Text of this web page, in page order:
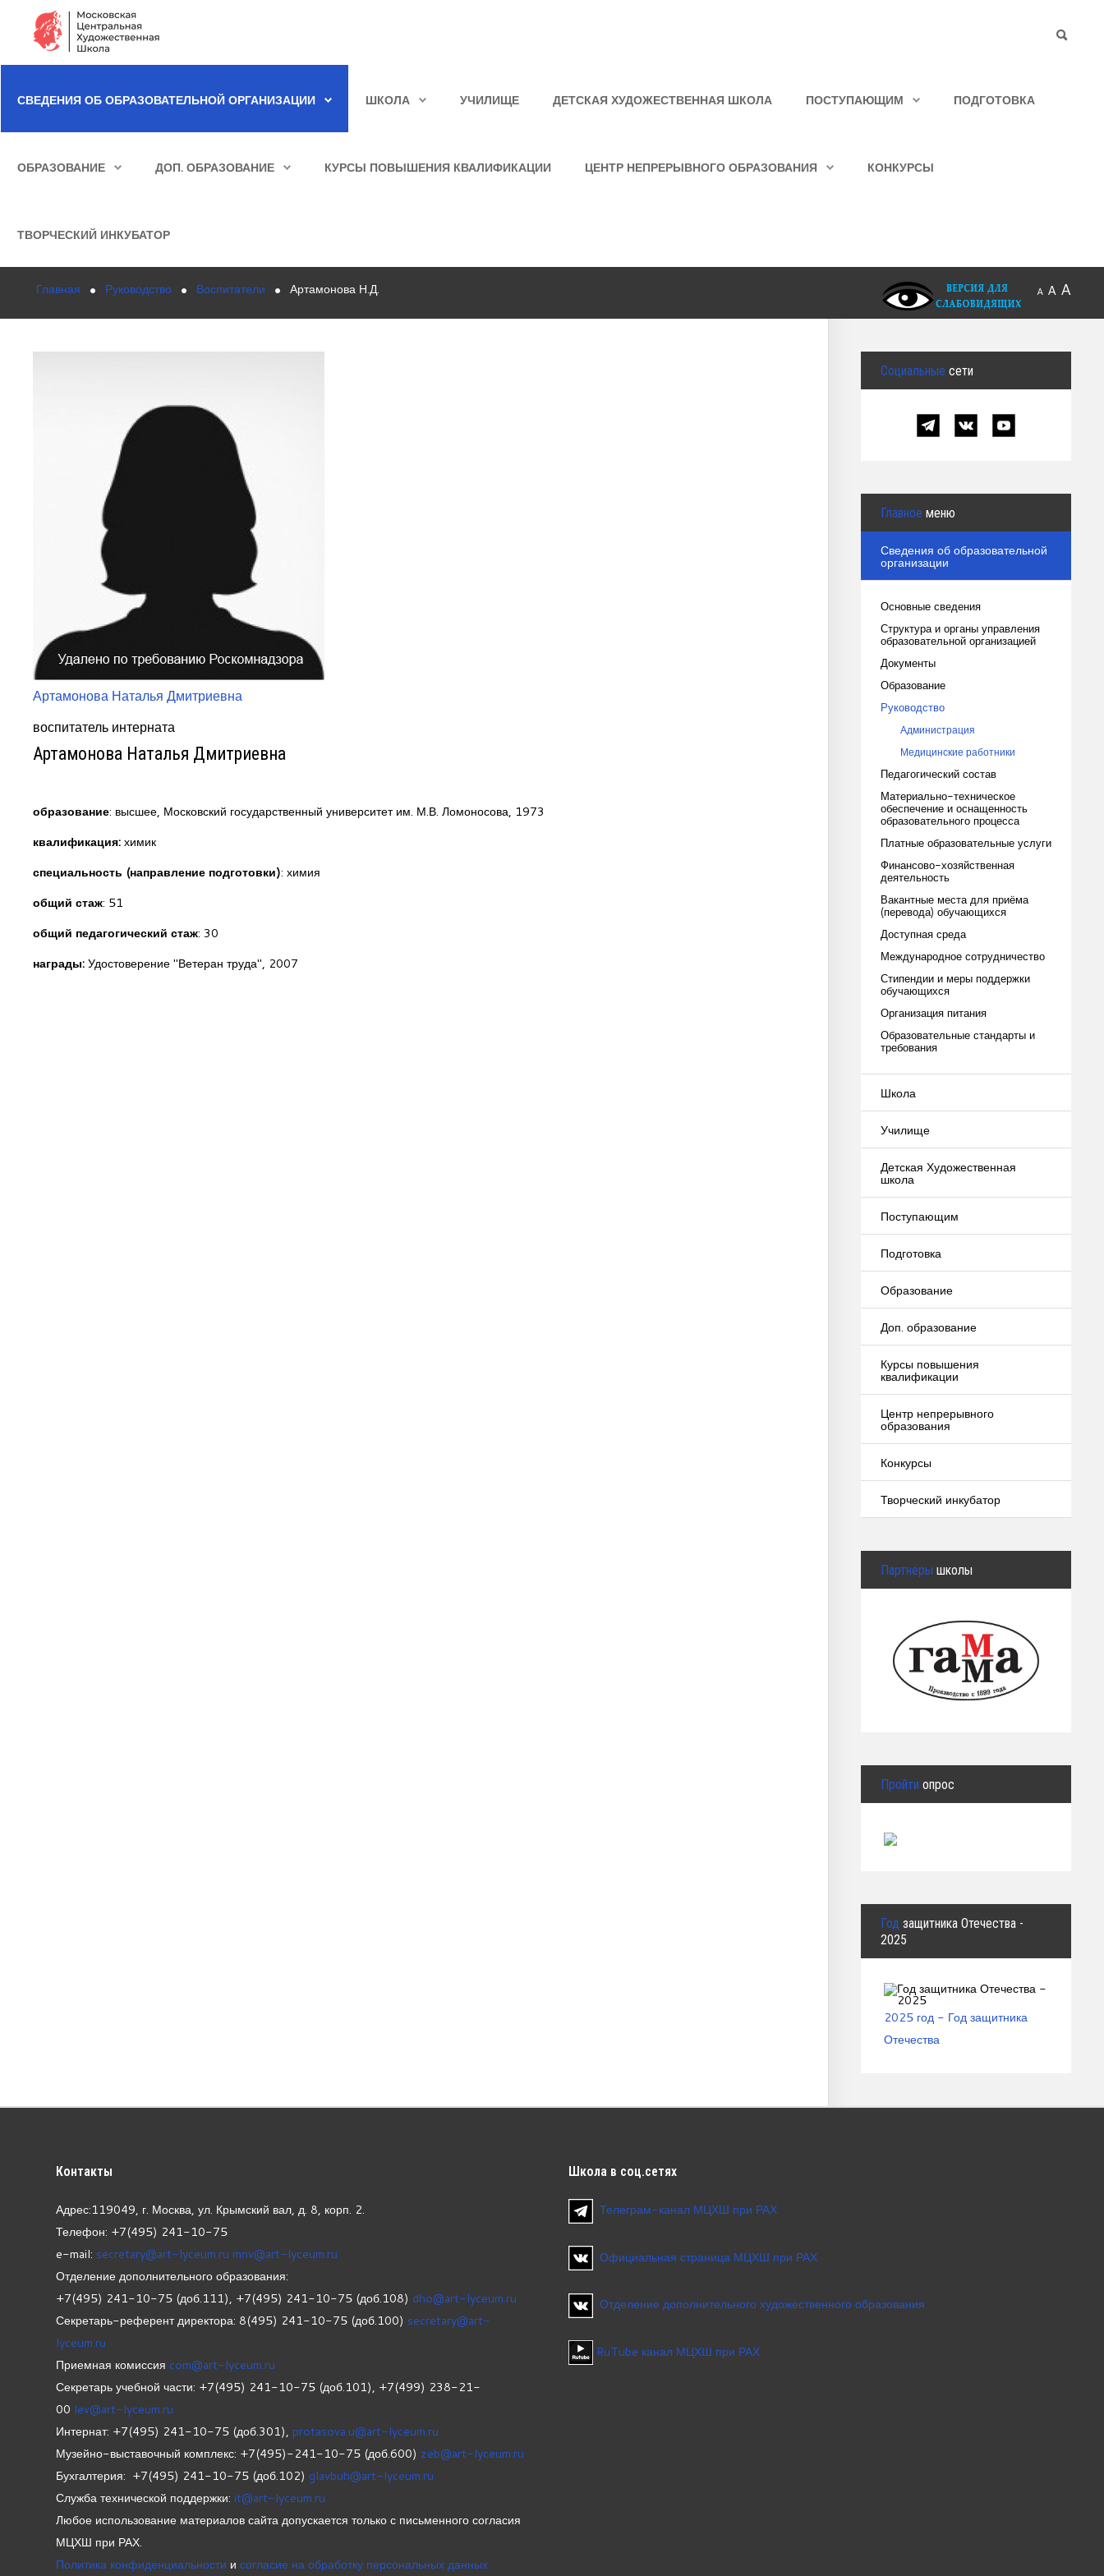
Образование
Центр непрерывного образования
Творческий инкубатор
ИСКАТЬ...
СВЕДЕНИЯ ОБ ОБРАЗОВАТЕЛЬНОЙ ОРГАНИЗАЦИИ ШКОЛА УЧИЛИЩЕ ДЕТСКАЯ ХУДОЖЕСТВЕННАЯ ШКОЛА ПОСТУПАЮЩИМ ПОДГОТОВКА
ОБРАЗОВАНИЕ ДОП. ОБРАЗОВАНИЕ КУРСЫ ПОВЫШЕНИЯ КВАЛИФИКАЦИИ ЦЕНТР НЕПРЕРЫВНОГО ОБРАЗОВАНИЯ КОНКУРСЫ
ТВОРЧЕСКИЙ ИНКУБАТОР
Главная Руководство Воспитатели Артамонова Н.Д. A A A
Артамонова Наталья Дмитриевна
воспитатель интерната
Артамонова Наталья Дмитриевна
образование: высшее, Московский государственный университет им. М.В. Ломоносова, 1973
квалификация:химик
специальность (направление подготовки): химия
общий стаж: 51
общий педагогический стаж: 30
награды:Удостоверение "Ветеран труда", 2007
Социальные сети
Главное меню
Сведения об образовательной
организации
Основные сведения
Структура и органы управления
образовательной организацией
Документы
Образование
Руководство
Администрация
Медицинские работники
Педагогический состав
Материально-техническое
обеспечение и оснащенность
образовательного процесса
Платные образовательные услуги
Финансово-хозяйственная
деятельность
Вакантные места для приёма
(перевода) обучающихся
Доступная среда
Международное сотрудничество
Стипендии и меры поддержки
обучающихся
Организация питания
Образовательные стандарты и
требования
Школа
Училище
Детская Художественная
школа
Поступающим
Подготовка
Образование
Доп. образование
Курсы повышения
квалификации
Центр непрерывного
образования
Конкурсы
Творческий инкубатор
Партнёры школы
Пройти опрос
Год защитника Отечества -
2025
2025 год - Год защитника
Отечества
Контакты
Адрес:119049, г. Москва, ул. Крымский вал, д. 8, корп. 2.
Телефон: +7(495) 241-10-75
e-mail: secretary@art-lyceum.ru mnv@art-lyceum.ru
Отделение дополнительного образования:
+7(495) 241-10-75 (доб.111), +7(495) 241-10-75 (доб.108) dho@art-lyceum.ru
Секретарь-референт директора: 8(495) 241-10-75 (доб.100) secretary@art-
lyceum.ru
Приемная комиссия com@art-lyceum.ru
Секретарь учебной части: +7(495) 241-10-75 (доб.101), +7(499) 238-21-
00 lev@art-lyceum.ru
Интернат: +7(495) 241-10-75 (доб.301), protasova.u@art-lyceum.ru
Музейно-выставочный комплекс: +7(495)-241-10-75 (доб.600) zeb@art-lyceum.ru
Бухгалтерия: +7(495) 241-10-75 (доб.102) glavbuh@art-lyceum.ru
Служба технической поддержки: it@art-lyceum.ru
Любое использование материалов сайта допускается только с письменного согласия
МЦХШ при РАХ.
Политика конфиденциальности и согласие на обработку персональных данных
Школа в соц.сетях
Телеграм-канал МЦХШ при РАХ
Официальная страница МЦХШ при РАХ
Отделение дополнительного художественного образования
RuTube канал МЦХШ при РАХ